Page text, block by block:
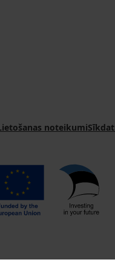
noteikumi